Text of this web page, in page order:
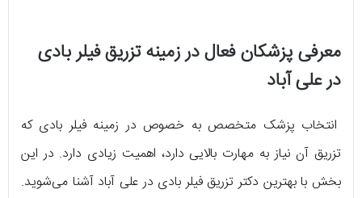
معرفی پزشکان فعال در زمینه تزریق فیلر بادی
در علی آباد
انتخاب پزشک متخصص به خصوص در زمینه فیلر بادی که
تزریق آن نیاز به مهارت بالایی دارد، اهمیت زیادی دارد. در این
بخش با بهترین دکتر تزریق فیلر بادی در علی آباد آشنا می‌شوید.